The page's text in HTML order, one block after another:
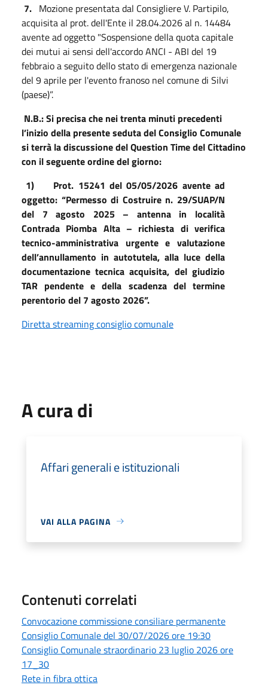
7. Mozione presentata dal Consigliere V. Partipilo,
acquisita al prot. dell'Ente il 28.04.2026 al n. 14484
avente ad oggetto "Sospensione della quota capitale
dei mutui ai sensi dell'accordo ANCI - ABI del 19
febbraio a seguito dello stato di emergenza nazionale
del 9 aprile per l'evento franoso nel comune di Silvi
(paese)”.
N.B.: Si precisa che nei trenta minuti precedenti
l’inizio della presente seduta del Consiglio Comunale
si terrà la discussione del Question Time del Cittadino
con il seguente ordine del giorno:
1)
Prot. 15241 del 05/05/2026 avente ad
oggetto: “Permesso di Costruire n. 29/SUAP/N
del 7 agosto 2025 – antenna in località
Contrada Piomba Alta – richiesta di verifica
tecnico-amministrativa urgente e valutazione
dell’annullamento in autotutela, alla luce della
documentazione tecnica acquisita, del giudizio
TAR pendente e della scadenza del termine
perentorio del 7 agosto 2026”.
Diretta streaming consiglio comunale
A cura di
Affari generali e istituzionali
VAI ALLA PAGINA
Contenuti correlati
Convocazione commissione consiliare permanente
Consiglio Comunale del 30/07/2026 ore 19:30
Consiglio Comunale straordinario 23 luglio 2026 ore
17_30
Rete in fibra ottica